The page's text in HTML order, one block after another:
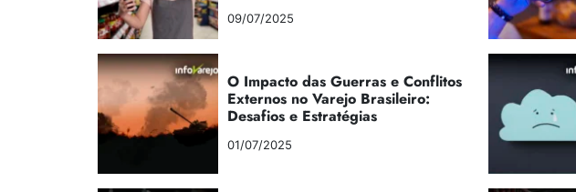
09/07/2025
O Impacto das Guerras e Conflitos
Externos no Varejo Brasileiro:
Desafios e Estratégias
01/07/2025